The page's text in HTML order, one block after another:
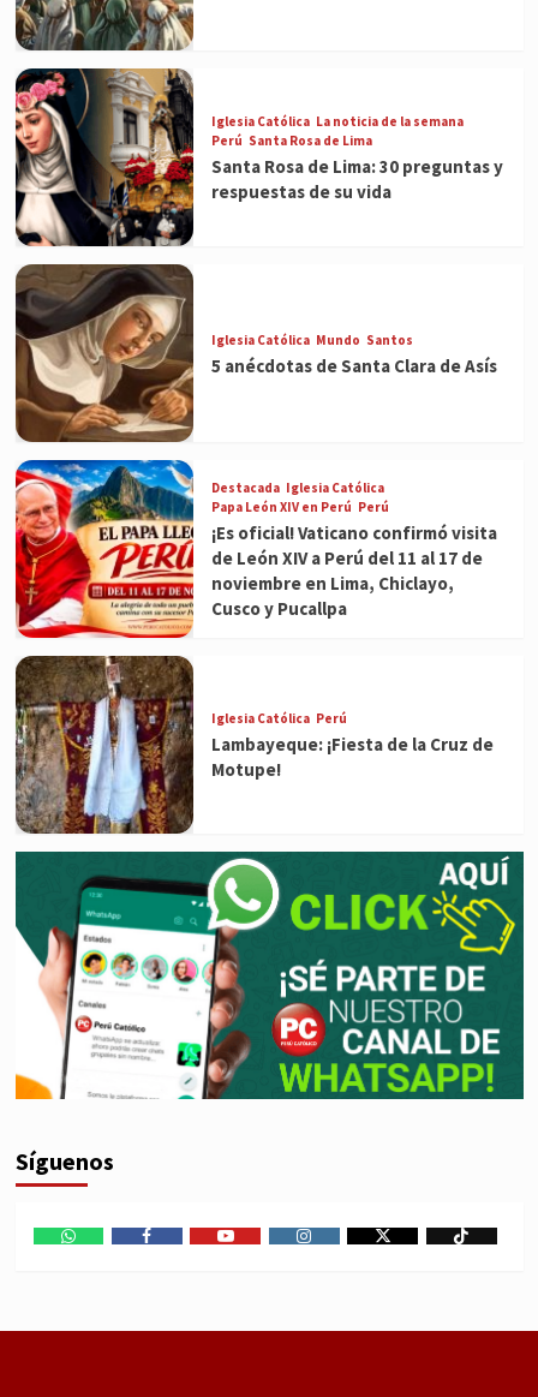
Iglesia Católica La noticia de la semana
Perú Santa Rosa de Lima
Santa Rosa de Lima: 30 preguntas y
respuestas de su vida
Iglesia Católica Mundo Santos
5 anécdotas de Santa Clara de Asís
Destacada Iglesia Católica
Papa León XIV en Perú Perú
¡Es oficial! Vaticano confirmó visita
de León XIV a Perú del 11 al 17 de
noviembre en Lima, Chiclayo,
Cusco y Pucallpa
Iglesia Católica Perú
Lambayeque: ¡Fiesta de la Cruz de
Motupe!
Síguenos